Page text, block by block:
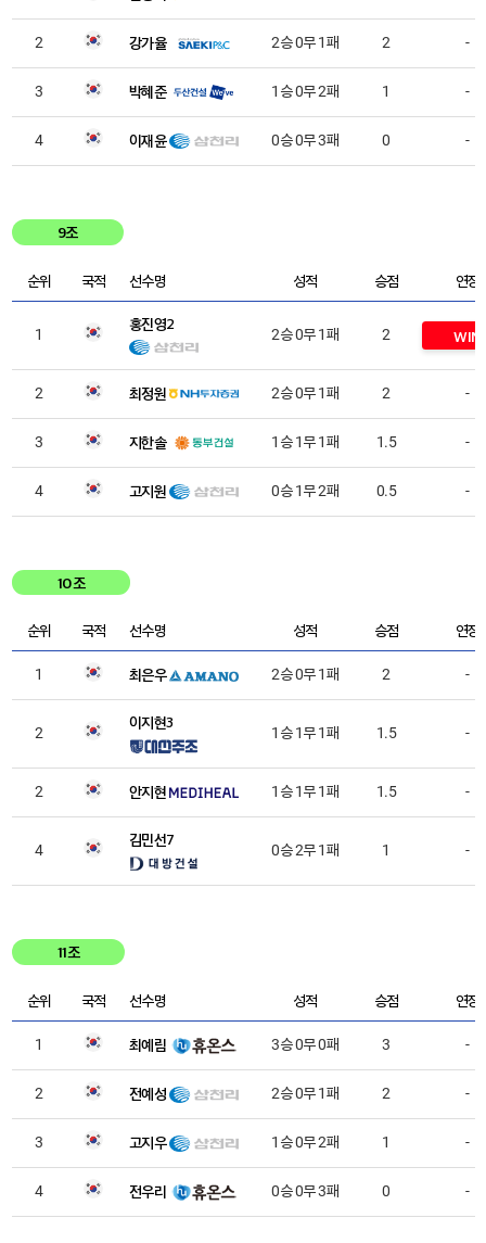
2 강가율 2승 0무 1패 2 -
3 박혜준 1승 0무 2패 1 -
4 이재윤 0승 0무 3패 0 -
9조
순위 국적 선수명 성적 승점 연장
1
홍진영2
2승 0무 1패 2 WIN
2 최정원 2승 0무 1패 2 -
3 지한솔 1승 1무 1패 1.5 -
4 고지원 0승 1무 2패 0.5 -
10조
순위 국적 선수명 성적 승점 연장
1 최은우 2승 0무 1패 2 -
2
이지현3
1승 1무 1패 1.5 -
2 안지현 1승 1무 1패 1.5 -
4
김민선7
0승 2무 1패 1 -
11조
순위 국적 선수명 성적 승점 연장
1 최예림 3승 0무 0패 3 -
2 전예성 2승 0무 1패 2 -
3 고지우 1승 0무 2패 1 -
4 전우리 0승 0무 3패 0 -